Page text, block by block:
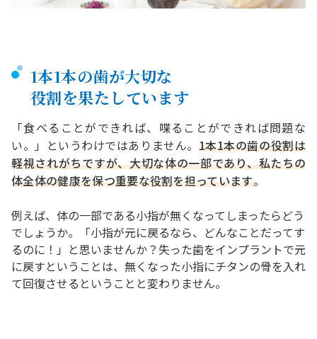
1本1本の歯が大切な
役割を果たしています
「食べることができれば、喋ることができれば問題な
い。」というわけではありません。 1本1本の歯の役割は
軽視されがちですが、大切な体の一部であり、私たちの
体全体の健康を保つ重要な役割を担っています。
例えば、体の一部である小指が無くなってしまったらどう
でしょうか。「小指が元に戻るなら、どんなことだってす
るのに！」と思いませんか？失った歯をインプラントで元
に戻すということは、無くなった小指にチタンの骨を入れ
て回復させるということと変わりません。